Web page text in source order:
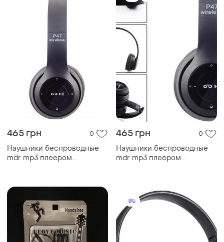
465 грн 0
Наушники беcпроводные
mdr mp3 плеером
465 грн 0
Наушники беcпроводные
mdr mp3 плеером